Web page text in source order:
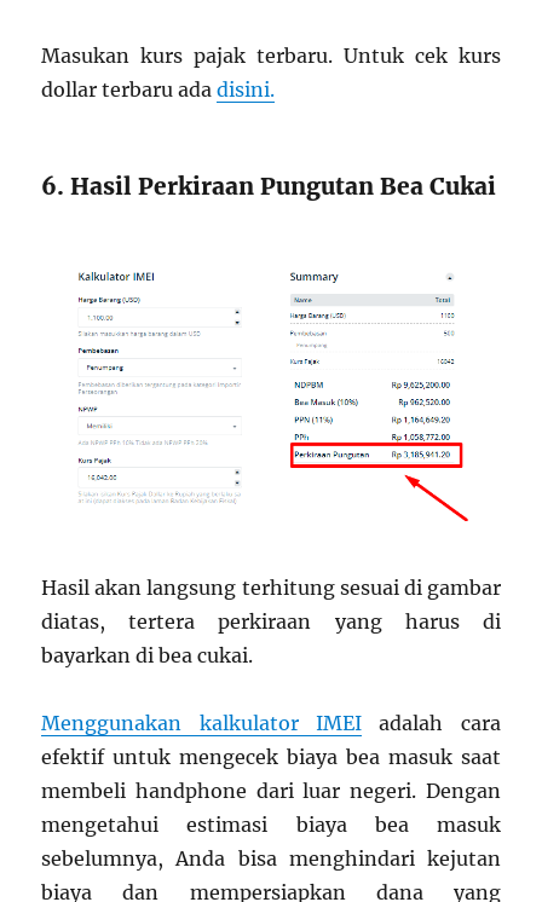
Masukan kurs pajak terbaru. Untuk cek kurs
dollar terbaru adadisini.
6. Hasil Perkiraan Pungutan Bea Cukai
Hasil akan langsung terhitung sesuai di gambar
diatas, tertera perkiraan yang harus di
bayarkan di bea cukai.
Menggunakan kalkulator IMEI adalah cara
efektif untuk mengecek biaya bea masuk saat
membeli handphone dari luar negeri. Dengan
mengetahui estimasi biaya bea masuk
sebelumnya, Anda bisa menghindari kejutan
biaya dan mempersiapkan dana yang